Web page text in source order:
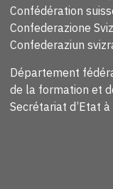
Confédération
Confederazione
Confederaziun
Département
de la formation et
Secrétariat d’Etat à